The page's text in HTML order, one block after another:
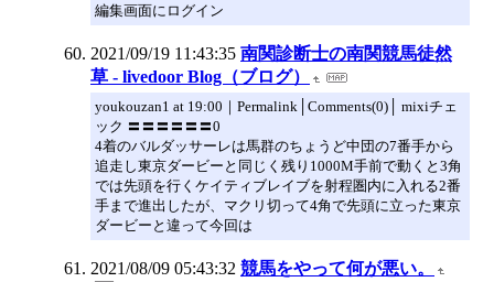
編集画面にログイン
2021/09/19 11:43:35 南関診断士の南関競馬徒然
草 - livedoor Blog（ブログ）
youkouzan1 at 19:00｜Permalink│Comments(0)│ mixiチェ
ック 〓〓〓〓〓〓0
4着のバルダッサーレは馬群のちょうど中団の7番手から
追走し東京ダービーと同じく残り1000M手前で動くと3角
では先頭を行くケイティブレイブを射程圏内に入れる2番
手まで進出したが、マクリ切って4角で先頭に立った東京
ダービーと違って今回は
2021/08/09 05:43:32 競馬をやって何が悪い。